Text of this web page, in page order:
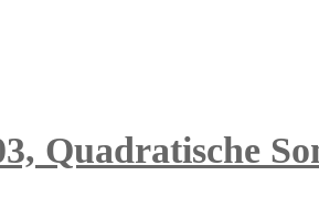
Quadratische